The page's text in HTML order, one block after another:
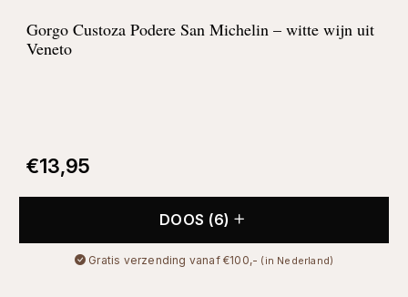
Gorgo Custoza Podere San Michelin – witte wijn uit
Veneto
€13,95
DOOS (6)
Gratis verzending vanaf €100,- (in Nederland)